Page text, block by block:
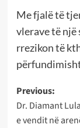
Me fjalë të
vlerave të një
rrezikon të
Post
Previous:
Dr. Diamant
e vendit në